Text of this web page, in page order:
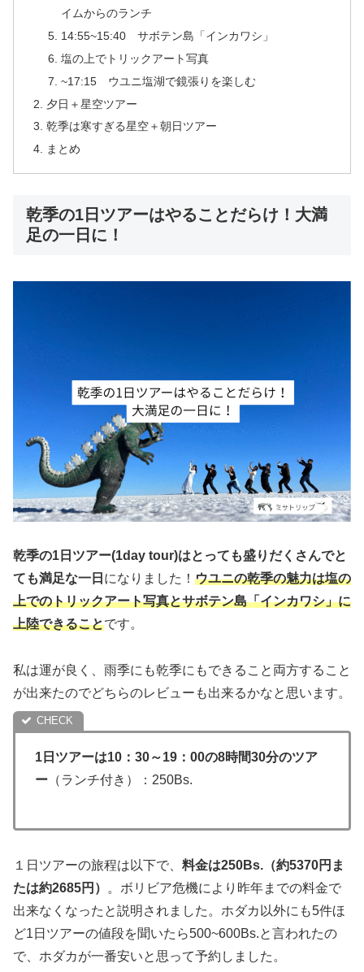
イムからのランチ
14:55~15:40 サボテン島「インカワシ」
塩の上でトリックアート写真
~17:15 ウユニ塩湖で鏡張りを楽しむ
夕日＋星空ツアー
乾季は寒すぎる星空＋朝日ツアー
まとめ
乾季の1日ツアーはやることだらけ！大満
足の一日に！
乾季の1日ツアー(1day tour)はとっても盛りだくさんでと
ても満足な一日 になりました！ ウユニの乾季の魅力は塩の
上でのトリックアート写真とサボテン島「インカワシ」に
上陸できることです。
私は運が良く、雨季にも乾季にもできること両方すること
が出来たのでどちらのレビューも出来るかなと思います。
1日ツアーは10：30～19：00の8時間30分のツア
ー （ランチ付き）：250Bs.
１日ツアーの旅程は以下で、 料金は250Bs.（約5370円ま
たは約2685円）
。ボリビア危機により昨年までの料金で
出来なくなったと説明されました。ホダカ以外にも5件ほ
ど1日ツアーの値段を聞いたら500~600Bs.と言われたの
で、ホダカが一番安いと思って予約しました。